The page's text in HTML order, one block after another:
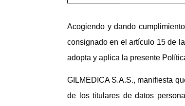
Acogiendo y dando
consignado en el artículo 15 de
adopta y aplica la presente
GILMEDICA S.A.S., manifiesta
de los titulares de datos